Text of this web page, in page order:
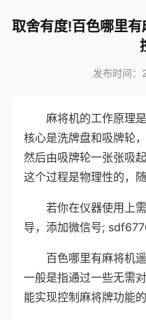
取舍有度!百色哪里
发布时间
麻将机的工作原理
核心是洗牌盘和吸牌轮
然后由吸牌轮一张张吸
这个过程是物理性的，随
若你在仪器使用上
导，添加微信号;
百色哪里有麻将机
一般是指通过一些无需
能实现控制麻将牌功能